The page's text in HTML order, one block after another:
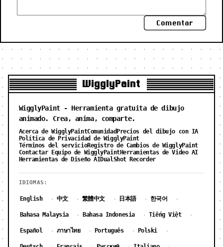
Comentar
WigglyPaint
WigglyPaint - Herramienta gratuita de dibujo
animado. Crea, anima, comparte.
Acerca de WigglyPaintComunidad Precios del dibujo con IA
Política de Privacidad de WigglyPaint
Términos del servicioRegistro de Cambios de WigglyPaint
Contactar Equipo de WigglyPaintHerramientas de Video AI
Herramientas de Diseño AIDualShot Recorder
IDIOMAS:
English · 中文 · 繁體中文 · 日本語 · 한국어 ·
Bahasa Malaysia · Bahasa Indonesia · Tiếng Việt ·
Español · ภาษาไทย · Português · Polski ·